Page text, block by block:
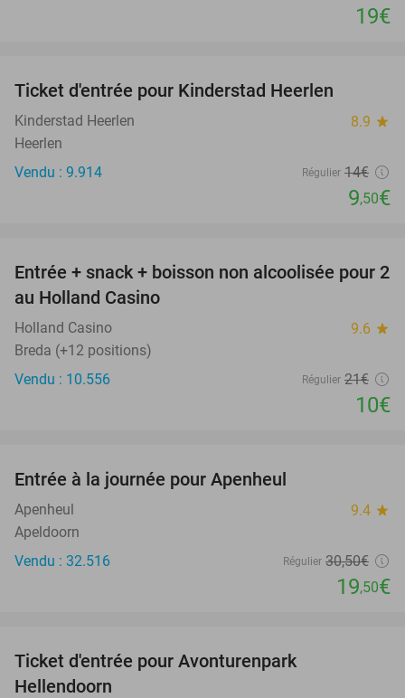
19€
Ticket d'entrée pour Kinderstad Heerlen
Kinderstad Heerlen 8.9 star
Heerlen
Vendu : 9.914
Régulier 14€
9,50€
52%
Entrée + snack + boisson non alcoolisée pour 2
au Holland Casino
Holland Casino 9.6 star
Breda (+12 positions)
Vendu : 10.556
Régulier 21€
10€
Entrée à la journée pour Apenheul
Apenheul 9.4 star
Apeldoorn
Vendu : 32.516
Régulier 30,50€
19,50€
Ticket d'entrée pour Avonturenpark
Hellendoorn